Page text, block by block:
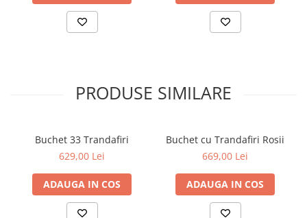
PRODUSE SIMILARE
Buchet 33 Trandafiri
629,00 Lei
ADAUGA IN COS
Buchet cu Trandafiri Rosii
669,00 Lei
ADAUGA IN COS